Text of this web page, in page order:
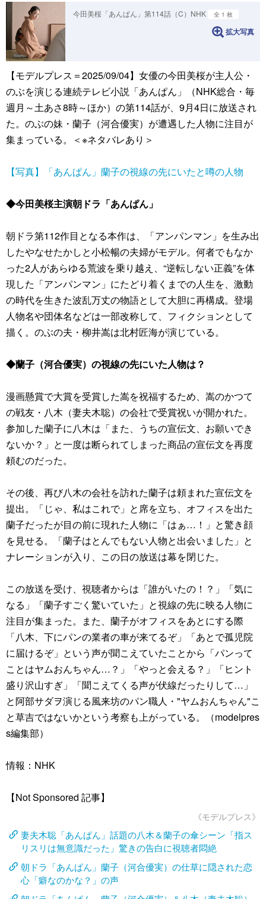
今田美桜「あんぱん」第114話（C）NHK 全 1 枚
拡大写真
【モデルプレス＝2025/09/04】女優の今田美桜が主人公・
のぶを演じる連続テレビ小説「あんぱん」（NHK総合・毎
週月～土あさ8時～ほか）の第114話が、9月4日に放送され
た。のぶの妹・蘭子（河合優実）が遭遇した人物に注目が
集まっている。＜※ネタバレあり＞
【写真】「あんぱん」蘭子の視線の先にいたと噂の人物
◆今田美桜主演朝ドラ「あんぱん」
朝ドラ第112作目となる本作は、「アンパンマン」を生み出
したやなせたかしと小松暢の夫婦がモデル。何者でもなか
った2人があらゆる荒波を乗り越え、“逆転しない正義”を体
現した「アンパンマン」にたどり着くまでの人生を、激動
の時代を生きた波乱万丈の物語として大胆に再構成。登場
人物名や団体名などは一部改称して、フィクションとして
描く。のぶの夫・柳井嵩は北村匠海が演じている。
◆蘭子（河合優実）の視線の先にいた人物は？
漫画懸賞で大賞を受賞した嵩を祝福するため、嵩のかつて
の戦友・八木（妻夫木聡）の会社で受賞祝いが開かれた。
参加した蘭子に八木は「また、うちの宣伝文、お願いでき
ないか？」と一度は断られてしまった商品の宣伝文を再度
頼むのだった。
その後、再び八木の会社を訪れた蘭子は頼まれた宣伝文を
提出。「じゃ、私はこれで」と席を立ち、オフィスを出た
蘭子だったが目の前に現れた人物に「はぁ…！」と驚き顔
を見せる。「蘭子はとんでもない人物と出会いました」と
ナレーションが入り、この日の放送は幕を閉じた。
この放送を受け、視聴者からは「誰がいたの！？」「気に
なる」「蘭子すごく驚いていた」と視線の先に映る人物に
注目が集まった。また、蘭子がオフィスをあとにする際
「八木、下にパンの業者の車が来てるぞ」「あとで孤児院
に届けるぞ」という声が聞こえていたことから「パンって
ことはヤムおんちゃん…？」「やっと会える？」「ヒント
盛り沢山すぎ」「聞こえてくる声が伏線だったりして…」
と阿部サダヲ演じる風来坊のパン職人・"ヤムおんちゃん"こ
と草吉ではないかという考察も上がっている。（modelpres
s編集部）
情報：NHK
【Not Sponsored 記事】
《モデルプレス》
妻夫木聡「あんぱん」話題の八木＆蘭子の傘シーン「指ス
リスリは無意識だった」驚きの告白に視聴者悶絶
朝ドラ「あんぱん」蘭子（河合優実）の仕草に隠された恋
心「癖なのかな？」の声